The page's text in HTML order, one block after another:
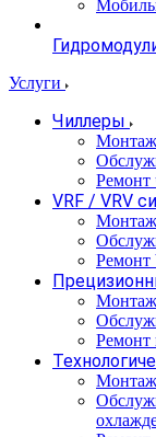
Услуги
Чиллеры
Монтаж
Ремонт
VRF / VRV
Ремонт
Монтаж
Ремонт
Монтаж